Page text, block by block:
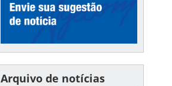
Arquivo de notícias